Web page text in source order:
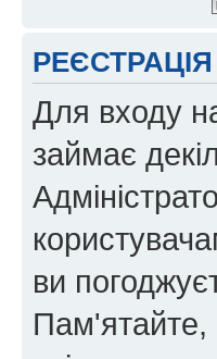
РЕЄСТРАЦІЯ
Для входу
займає
ви
Пам'ятайте,